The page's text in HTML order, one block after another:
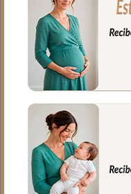
mayor seguridad.
El tejido exterior en
un piqué de algodón.
Para el tejido del
piqué de algodón o
El relleno del saquito
para mayor confort
buena transpirabilidad.
Puedes lavar a
siempre agua fría,